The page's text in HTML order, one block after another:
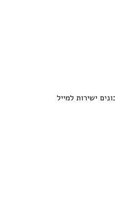
ישירות למייל